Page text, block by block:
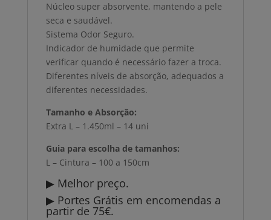
Núcleo super absorvente, mantendo a pele
seca e saudável.
Sistema Odor Seguro.
Indicador de humidade que permite
verificar quando é necessário fazer a troca.
Diferentes níveis de absorção, adequados a
diferentes necessidades.
Tamanho e Absorção:
Extra L – 1.450ml – 14 uni
Guia para escolha de tamanhos:
L – Cintura – 100 a 150cm
▶ Melhor preço.
▶ Portes Grátis em encomendas a
partir de 75€.